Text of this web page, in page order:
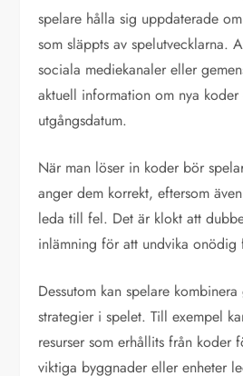
spelare hålla sig uppdaterade
som släppts av spelutvecklarna.
sociala mediekanaler eller
aktuell information om nya
utgångsdatum.
När man löser in koder bör
anger dem korrekt, eftersom
leda till fel. Det är klokt att
inlämning för att undvika onödig
Dessutom kan spelare
strategier i spelet. Till exempel
resurser som erhållits från koder
viktiga byggnader eller enheter